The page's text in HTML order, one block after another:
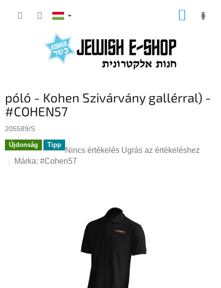
KOSÁR
póló - Kohen Szivárvány gallérral) -
#COHEN57
205589/S
Újdonság Tipp
A
termék
csillag.
Nincs értékelés Ugrás az értékeléshez
Márka: #Cohen57